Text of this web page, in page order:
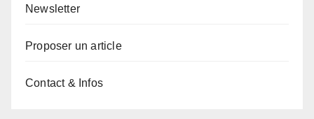
Newsletter
Proposer un article
Contact & Infos